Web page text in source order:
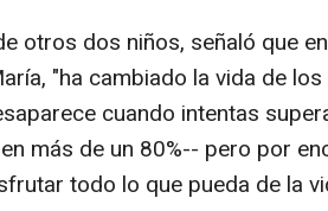
otros dos niños, señaló que
"ha cambiado la vida de
cuando intentas
más de un 80%-- pero por
todo lo que pueda de la